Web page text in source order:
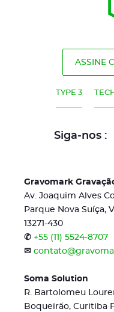
ASSINE
TYPE 3
Siga-nos :
Gravomark
Av. Joaquim Alves
Parque Nova Suíça,
13271-430
✆ +55 (11) 5524-8707
✉
Soma Solution
R. Bartolomeu
Boqueirão, Curitiba